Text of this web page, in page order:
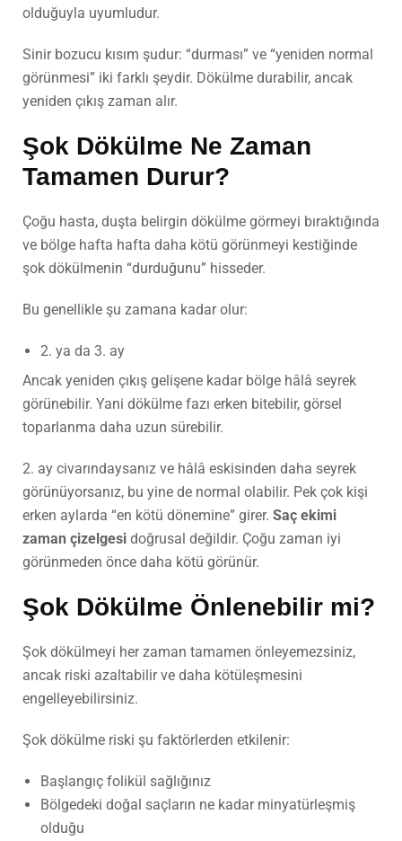
olduğuyla uyumludur.
Sinir bozucu kısım şudur: “durması” ve “yeniden normal
görünmesi” iki farklı şeydir. Dökülme durabilir, ancak
yeniden çıkış zaman alır.
Şok Dökülme Ne Zaman
Tamamen Durur?
Çoğu hasta, duşta belirgin dökülme görmeyi bıraktığında
ve bölge hafta hafta daha kötü görünmeyi kestiğinde
şok dökülmenin “durduğunu” hisseder.
Bu genellikle şu zamana kadar olur:
2. ya da 3. ay
Ancak yeniden çıkış gelişene kadar bölge hâlâ seyrek
görünebilir. Yani dökülme fazı erken bitebilir, görsel
toparlanma daha uzun sürebilir.
2. ay civarındaysanız ve hâlâ eskisinden daha seyrek
görünüyorsanız, bu yine de normal olabilir. Pek çok kişi
erken aylarda “en kötü dönemine” girer. Saç ekimi
zaman çizelgesi doğrusal değildir. Çoğu zaman iyi
görünmeden önce daha kötü görünür.
Şok Dökülme Önlenebilir mi?
Şok dökülmeyi her zaman tamamen önleyemezsiniz,
ancak riski azaltabilir ve daha kötüleşmesini
engelleyebilirsiniz.
Şok dökülme riski şu faktörlerden etkilenir:
Başlangıç folikül sağlığınız
Bölgedeki doğal saçların ne kadar minyatürleşmiş
olduğu